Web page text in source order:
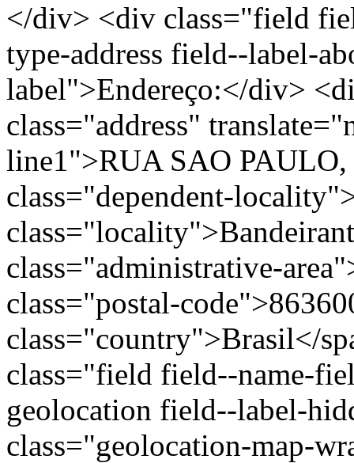
</div> <div class="field
type-address field--label-
label">Endereço:</div>
class="address"
line1">RUA SAO PAULO,
class="dependent-
class="administrative-
class="postal-
class="country">Brasil</
class="field field--name-
geolocation field--label-
class="geolocation-map-